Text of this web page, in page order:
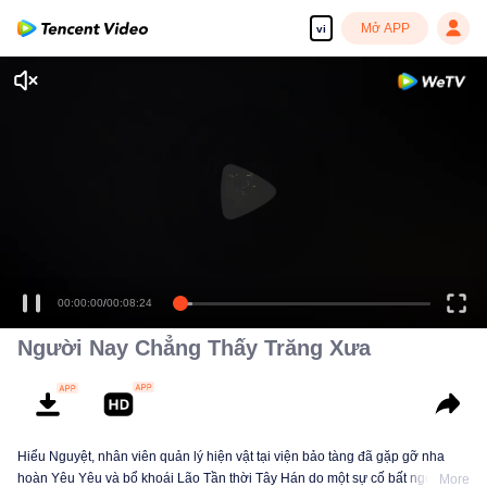
vi Mở APP
00:00:00/00:08:24
Người Nay Chẳng Thấy Trăng Xưa
Hiểu Nguyệt, nhân viên quản lý hiện vật tại viện bảo tàng đã gặp gỡ nha
hoàn Yêu Yêu và bổ khoái Lão Tần thời Tây Hán do một sự cố bất ngờ. Yêu
More